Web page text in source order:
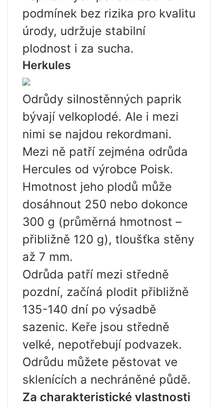
podmínek bez rizika pro kvalitu
úrody, udržuje stabilní
plodnost i za sucha.
Herkules
Odrůdy silnostěnných paprik
bývají velkoplodé. Ale i mezi
nimi se najdou rekordmani.
Mezi ně patří zejména odrůda
Hercules od výrobce Poisk.
Hmotnost jeho plodů může
dosáhnout 250 nebo dokonce
300 g (průměrná hmotnost –
přibližně 120 g), tloušťka stěny
až 7 mm.
Odrůda patří mezi středně
pozdní, začíná plodit přibližně
135-140 dní po výsadbě
sazenic. Keře jsou středně
velké, nepotřebují podvazek.
Odrůdu můžete pěstovat ve
sklenících a nechráněné půdě.
Za charakteristické vlastnosti